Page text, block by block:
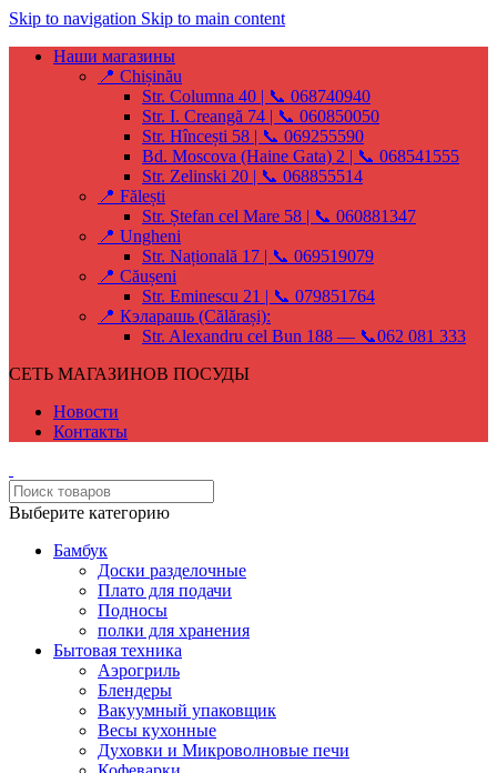
Skip to navigation Skip to main content
Наши магазины
📍 Chișinău
Str. Columna 40 | 📞 068740940
Str. I. Creangă 74 | 📞 060850050
Str. Hîncești 58 | 📞 069255590
Bd. Moscova (Haine Gata) 2 | 📞 068541555
Str. Zelinski 20 | 📞 068855514
📍 Fălești
Str. Ștefan cel Mare 58 | 📞 060881347
📍 Ungheni
Str. Națională 17 | 📞 069519079
📍 Căușeni
Str. Eminescu 21 | 📞 079851764
📍 Кэларашь (Călărași):
Str. Alexandru cel Bun 188 — 📞062 081 333
СЕТЬ МАГАЗИНОВ ПОСУДЫ
Новости
Контакты
Выберите категорию
Бамбук
Доски разделочные
Плато для подачи
Подносы
полки для хранения
Бытовая техника
Аэрогриль
Блендеры
Вакуумный упаковщик
Весы кухонные
Духовки и Микроволновые печи